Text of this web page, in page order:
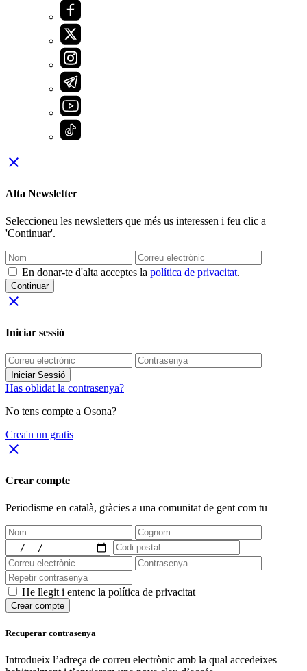
close
Alta Newsletter
Seleccioneu les newsletters que més us interessen i feu clic a
'Continuar'.
En donar-te d'alta acceptes la política de privacitat.
Continuar
close
Iniciar sessió
Iniciar Sessió
Has oblidat la contrasenya?
No tens compte a Osona?
Crea'n un gratis
close
Crear compte
Periodisme en català, gràcies a una comunitat de gent com tu
He llegit i entenc la política de privacitat
Crear compte
Recuperar contrasenya
Introdueix l’adreça de correu electrònic amb la qual accedeixes